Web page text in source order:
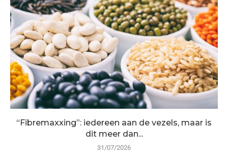
“Fibremaxxing”: iedereen aan de vezels, maar is
dit meer dan...
31/07/2026